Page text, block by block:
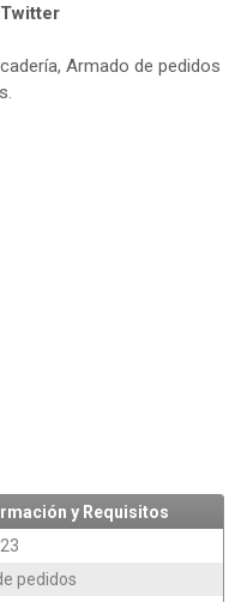
Twitter
Armado de pedidos
y Requisitos
pedidos